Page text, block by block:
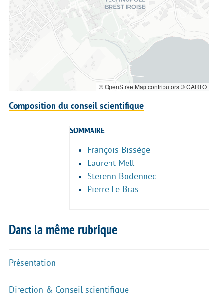
©OpenStreetMapcontributors ©CARTO
Composition du conseil scientifique
SOMMAIRE
François Bissège
Laurent Mell
Sterenn Bodennec
Pierre Le Bras
Dans la même rubrique
Présentation
Direction & Conseil scientifique